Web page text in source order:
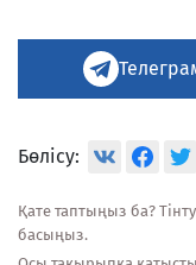
Бөлісу:
Қате таптыңыз ба?
басыңыз.